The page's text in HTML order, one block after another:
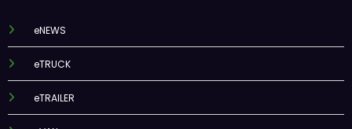
eNEWS
eTRUCK
eTRAILER